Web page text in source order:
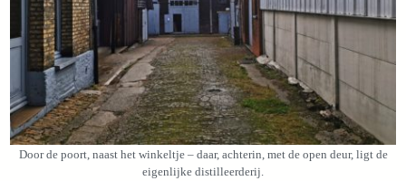
Door de poort, naast het winkeltje – daar, achterin, met de open deur, ligt de
eigenlijke distilleerderij.